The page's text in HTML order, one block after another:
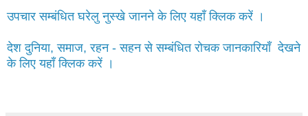
उपचार सम्बंधित घरेलु नुस्खे जानने के लिए यहाँ क्लिक करें ।
देश दुनिया, समाज, रहन - सहन से सम्बंधित रोचक जानकारियाँ देखने
के लिए यहाँ क्लिक करें ।